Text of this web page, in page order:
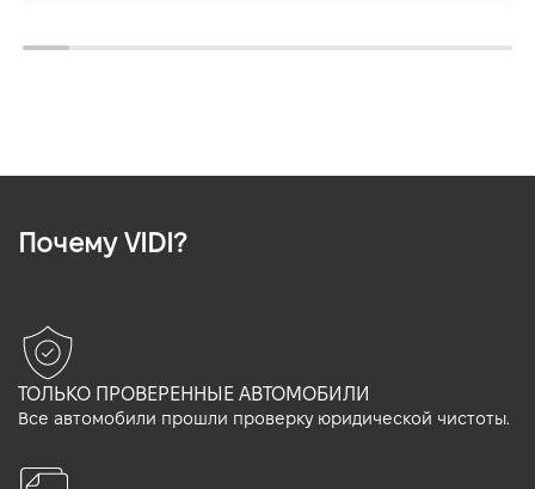
Почему VIDI?
ТОЛЬКО ПРОВЕРЕННЫЕ АВТОМОБИЛИ
Все автомобили прошли проверку юридической чистоты.